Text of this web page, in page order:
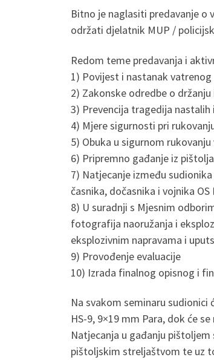
Bitno je naglasiti predavanje o
održati djelatnik MUP /
Redom teme predavanja i
1) Povijest i nastanak vatrenog
2) Zakonske odredbe o
3) Prevencija tragedija
4) Mjere sigurnosti pri
5) Obuka u sigurnom
6) Pripremno gađanje iz
7) Natjecanje između
časnika, dočasnika i vojnika OS
8) U suradnji s Mjesnim
fotografija naoružanja i
eksplozivnim napravama i
9) Provođenje evaluacije
10) Izrada finalnog opisnog i
Na svakom seminaru
HS-9, 9×19 mm Para, dok će
Natjecanja u gađanju
pištoljskim streljaštvom te uz